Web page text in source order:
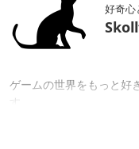
好奇心
ゲームの世界をもっと好
す。